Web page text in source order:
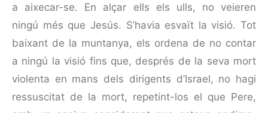
a aixecar-se. En alçar ells els ulls, no veieren
ningú més que Jesús. S’havia esvaït la visió. Tot
baixant de la muntanya, els ordena de no contar
a ningú la visió fins que, després de la seva mort
violenta en mans dels dirigents d’Israel, no hagi
ressuscitat de la mort, repetint-los el que Pere,